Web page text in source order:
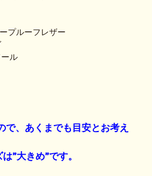
プルーフレザー
ール
で、あくまでも目安とお考え
”大きめ”です。